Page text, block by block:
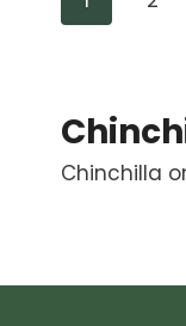
useampi
tehdä
valinnat
Chinchilla